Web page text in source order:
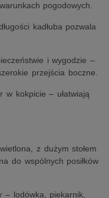
pogodowych.
kadłuba pozwala
i wygodzie –
przejścia boczne.
w kokpicie – ułatwiają
z dużym stołem
do wspólnych posiłków
– lodówka, piekarnik,